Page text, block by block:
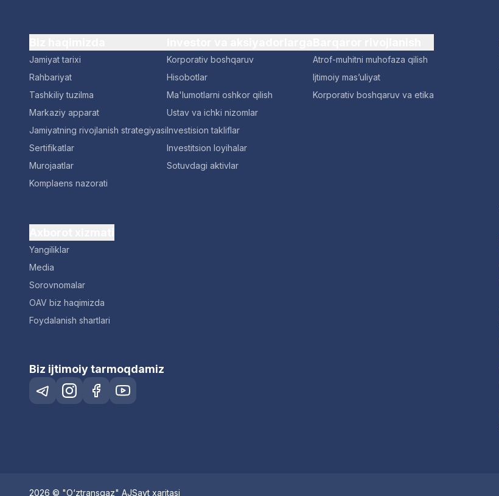
Jamiyat tarixi
Rahbariyat
Tashkiliy tuzilma
Markaziy apparat
Jamiyatning rivojlanish strategiyasi
Sertifikatlar
Murojaatlar
Komplaens nazorati
Korporativ boshqaruv
Hisobotlar
Ma'lumotlarni oshkor qilish
Ustav va ichki nizomlar
Investision takliflar
Investitsion loyihalar
Sotuvdagi aktivlar
Atrof-muhitni muhofaza qilish
Ijtimoiy mas’uliyat
Korporativ boshqaruv va etika
Yangiliklar
Media
Sorovnomalar
OAV biz haqimizda
Foydalanish shartlari
Biz ijtimoiy tarmoqdamiz
2026 © "O‘ztransgaz" AJSayt xaritasi